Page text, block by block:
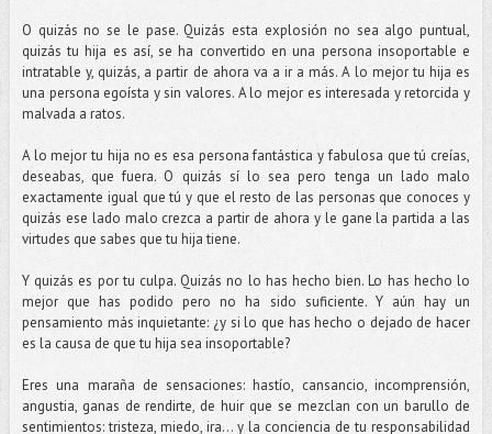
O quizás no se le pase. Quizás esta explosión no sea algo puntual,
quizás tu hija es así, se ha convertido en una persona insoportable e
intratable y, quizás, a partir de ahora va a ir a más. A lo mejor tu hija es
una persona egoísta y sin valores. A lo mejor es interesada y retorcida y
malvada a ratos.
A lo mejor tu hija no es esa persona fantástica y fabulosa que tú creías,
deseabas, que fuera. O quizás sí lo sea pero tenga un lado malo
exactamente igual que tú y que el resto de las personas que conoces y
quizás ese lado malo crezca a partir de ahora y le gane la partida a las
virtudes que sabes que tu hija tiene.
Y quizás es por tu culpa. Quizás no lo has hecho bien. Lo has hecho lo
mejor que has podido pero no ha sido suficiente. Y aún hay un
pensamiento más inquietante: ¿y si lo que has hecho o dejado de hacer
es la causa de que tu hija sea insoportable?
Eres una maraña de sensaciones: hastío, cansancio, incomprensión,
angustia, ganas de rendirte, de huir que se mezclan con un barullo de
sentimientos: tristeza, miedo, ira... y la conciencia de tu responsabilidad